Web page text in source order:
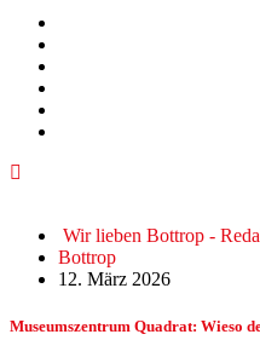
Wir lieben Bottrop -
Bottrop
12. März 2026
Museumszentrum Quadrat: Wieso